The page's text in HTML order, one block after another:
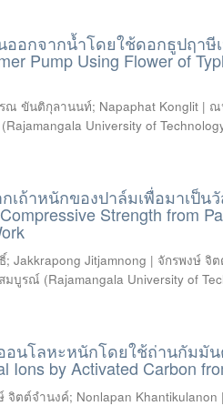
อกจากน้ำโดยใช้ดอกธูปฤา
Pump Using Flower of
รณ ขันติกุลานนท์; Napaphat Konglit |
(Rajamangala University of
เถ้าหนักของปาล์มเพื่อมาเป็น
Strength from
;Jakkrapong Jitjamnong | จักรพงษ์ จิ
มบูรณ์ (Rajamangala University of
นโลหะหนักโดยใช้ถ่านกัมมัน
Ions by Activated Carbon
จิตต์จำนงค์; Nonlapan